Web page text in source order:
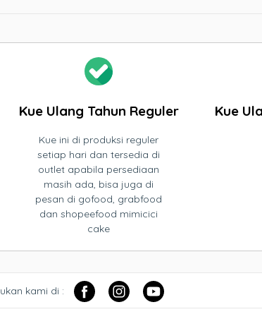
Kue Ulang Tahun Reguler
Kue ini di produksi reguler
setiap hari dan tersedia di
outlet apabila persediaan
masih ada, bisa juga di
pesan di gofood, grabfood
dan shopeefood mimicici
cake
Kue
kami di :